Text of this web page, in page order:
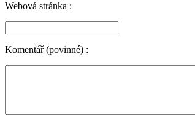
Webová stránka :
Komentář (povinné) :